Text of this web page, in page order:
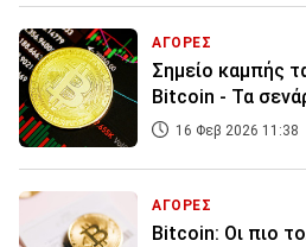
ΑΓΟΡΕΣ
Σημείο καμπής
Bitcoin - Τα
16 Φεβ 2026 11:38
ΑΓΟΡΕΣ
Bitcoin: Οι πιο